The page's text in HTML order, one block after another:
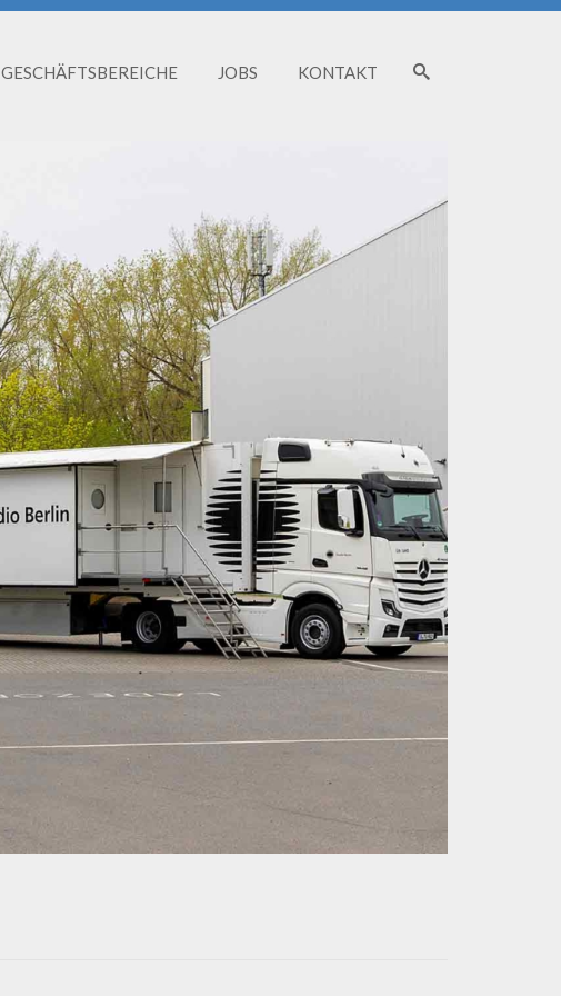
GESCHÄFTSBEREICHE JOBS KONTAKT